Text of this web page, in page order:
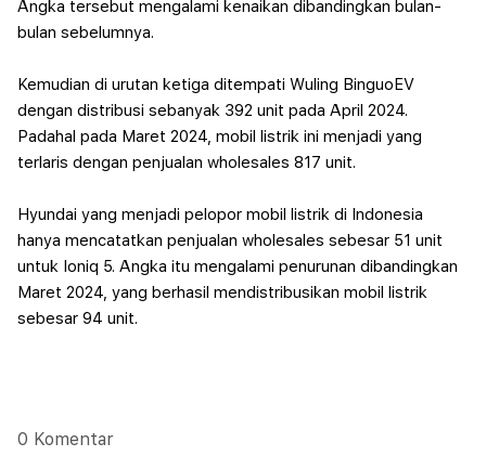
Angka tersebut mengalami kenaikan dibandingkan bulan-
bulan sebelumnya.
Kemudian di urutan ketiga ditempati Wuling BinguoEV
dengan distribusi sebanyak 392 unit pada April 2024.
Padahal pada Maret 2024, mobil listrik ini menjadi yang
terlaris dengan penjualan wholesales 817 unit.
Hyundai yang menjadi pelopor mobil listrik di Indonesia
hanya mencatatkan penjualan wholesales sebesar 51 unit
untuk Ioniq 5. Angka itu mengalami penurunan dibandingkan
Maret 2024, yang berhasil mendistribusikan mobil listrik
sebesar 94 unit.
0 Komentar